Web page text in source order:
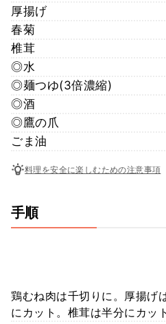
厚揚げ
春菊
椎茸
◎水
◎麺つゆ(3倍濃縮)
◎酒
◎鷹の爪
ごま油
料理を安全に楽しむための注意事項
手順
鶏むね肉は千切りに。厚揚げ
にカット。椎茸は半分にカット